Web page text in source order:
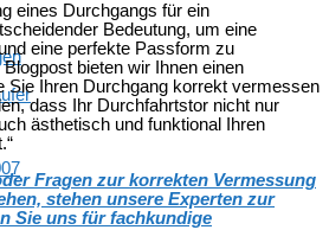
eines Durchgangs für ein
Bedeutung, um eine
eine perfekte Passform zu
bieten wir Ihnen einen
Sie Ihren Durchgang korrekt vermessen
dass Ihr Durchfahrtstor nicht nur
ästhetisch und funktional Ihren
Fragen zur korrekten Vermessung
stehen unsere Experten zur
Sie uns für fachkundige